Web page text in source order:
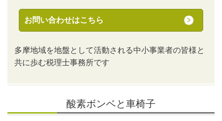
お問い合わせはこちら
多摩地域を地盤として活動される中小事業者の皆様と
共に歩む税理士事務所です
酸素ボンベと車椅子